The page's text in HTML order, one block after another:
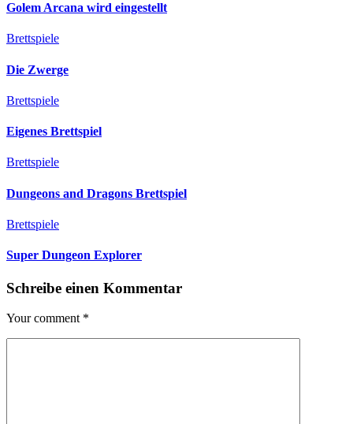
Golem Arcana wird eingestellt
Brettspiele
Die Zwerge
Brettspiele
Eigenes Brettspiel
Brettspiele
Dungeons and Dragons Brettspiel
Brettspiele
Super Dungeon Explorer
Schreibe einen Kommentar
Your comment *